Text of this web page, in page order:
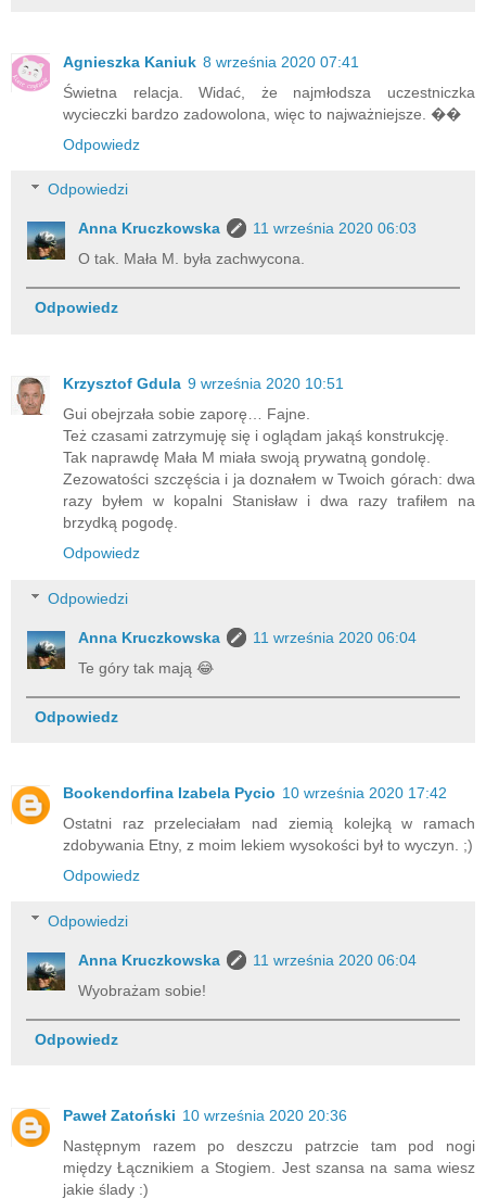
Agnieszka Kaniuk 8 września 2020 07:41
Świetna relacja. Widać, że najmłodsza uczestniczka
wycieczki bardzo zadowolona, więc to najważniejsze. ��
Odpowiedz
Odpowiedzi
Anna Kruczkowska
11 września 2020 06:03
O tak. Mała M. była zachwycona.
Odpowiedz
Krzysztof Gdula 9 września 2020 10:51
Gui obejrzała sobie zaporę… Fajne.
Też czasami zatrzymuję się i oglądam jakąś konstrukcję.
Tak naprawdę Mała M miała swoją prywatną gondolę.
Zezowatości szczęścia i ja doznałem w Twoich górach: dwa
razy byłem w kopalni Stanisław i dwa razy trafiłem na
brzydką pogodę.
Odpowiedz
Odpowiedzi
Anna Kruczkowska
11 września 2020 06:04
Te góry tak mają 😂
Odpowiedz
Bookendorfina Izabela Pycio 10 września 2020 17:42
Ostatni raz przeleciałam nad ziemią kolejką w ramach
zdobywania Etny, z moim lekiem wysokości był to wyczyn. ;)
Odpowiedz
Odpowiedzi
Anna Kruczkowska
11 września 2020 06:04
Wyobrażam sobie!
Odpowiedz
Paweł Zatoński 10 września 2020 20:36
Następnym razem po deszczu patrzcie tam pod nogi
między Łącznikiem a Stogiem. Jest szansa na sama wiesz
jakie ślady :)